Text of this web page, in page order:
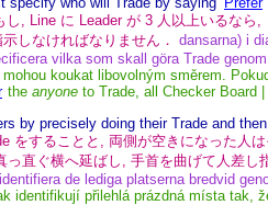
, Line に Leader が 3 人以上いるなら,
しなければなりません． dansarna) i
vilka som skall göra Trade
koukat libovolným směrem.
the anyone to Trade, all Checker Board
by precisely doing their Trade and
をすることと, 両側が空きになった人
直ぐ横へ延ばし, 手首を曲げて人差し
de lediga platserna bredvid
identifikují přilehlá prázdná místa tak,